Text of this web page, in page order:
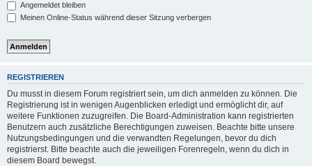
Angemeldet bleiben
Meinen Online-Status während dieser Sitzung verbergen
REGISTRIEREN
Du musst in diesem Forum registriert sein, um dich anmelden zu können. Die
Registrierung ist in wenigen Augenblicken erledigt und ermöglicht dir, auf
weitere Funktionen zuzugreifen. Die Board-Administration kann registrierten
Benutzern auch zusätzliche Berechtigungen zuweisen. Beachte bitte unsere
Nutzungsbedingungen und die verwandten Regelungen, bevor du dich
registrierst. Bitte beachte auch die jeweiligen Forenregeln, wenn du dich in
diesem Board bewegst.